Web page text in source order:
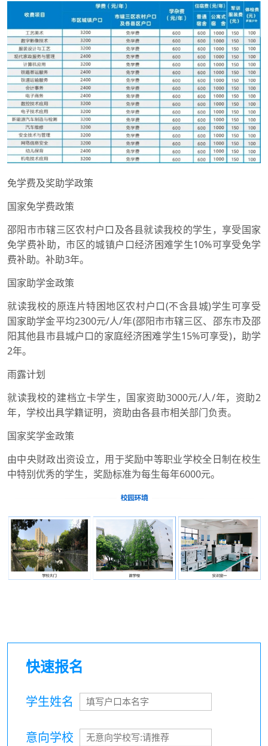
免学费及奖助学政策
国家免学费政策
邵阳市市辖三区农村户口及各县就读我校的学生，享受国家
免学费补助，市区的城镇户口经济困难学生10%可享受免学
费补助。补助3年。
国家助学金政策
就读我校的原连片特困地区农村户口(不含县城)学生可享受
国家助学金平均2300元/人/年(邵阳市市辖三区、邵东市及邵
阳其他县市县城户口的家庭经济困难学生15%可享受)，助学
2年。
雨露计划
就读我校的建档立卡学生，国家资助3000元/人/年，资助2
年，学校出具学籍证明，资助由各县市相关部门负责。
国家奖学金政策
由中央财政出资设立，用于奖励中等职业学校全日制在校生
中特别优秀的学生，奖励标准为每生每年6000元。
快速报名
学生姓名
意向学校